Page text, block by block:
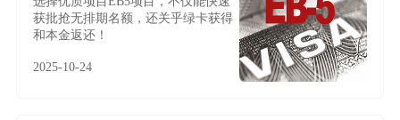
获批抢无排期名额，还关乎绿卡获得
和本金返还！
2025-10-24